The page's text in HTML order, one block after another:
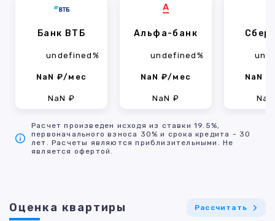
Банк ВТБ
undefined%
NaN ₽/мес
NaN ₽
Альфа-банк
undefined%
NaN ₽/мес
NaN ₽
NaN
Расчет произведен исходя из ставки 19.5%,
первоначального взноса 30% и срока кредита - 30
лет. Расчеты являются приблизительными. Не
является офертой.
Оценка квартиры Рассчитать